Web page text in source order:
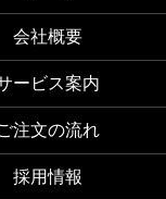
会社概要
ービス案内
注文の流れ
採用情報